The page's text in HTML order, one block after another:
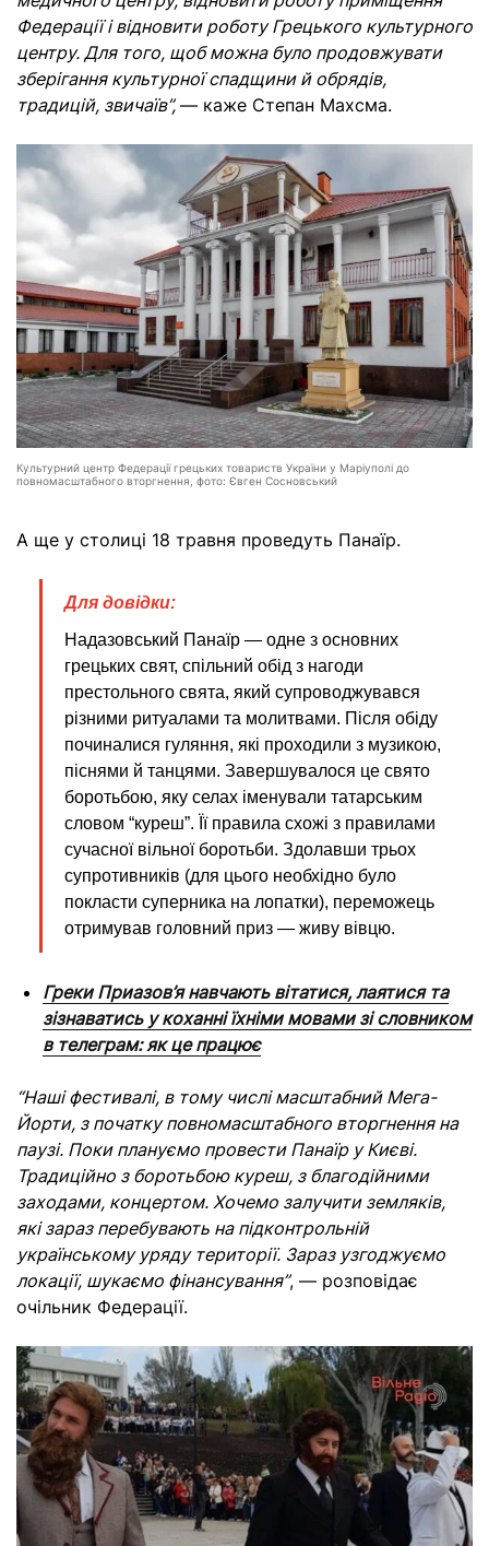
Федерації і відновити роботу Грецького культурного
центру. Для того, щоб можна було продовжувати
зберігання культурної спадщини й обрядів,
традицій, звичаїв”, — каже Степан Махсма.
Культурний центр Федерації грецьких товариств України у Маріуполі до
повномасштабного вторгнення, фото: Євген Сосновський
А ще у столиці 18 травня проведуть Панаїр.
Для довідки:
Надазовський Панаїр — одне з основних
грецьких свят, спільний обід з нагоди
престольного свята, який супроводжувався
різними ритуалами та молитвами. Після обіду
починалися гуляння, які проходили з музикою,
піснями й танцями. Завершувалося це свято
боротьбою, яку селах іменували татарським
словом “куреш”. Її правила схожі з правилами
сучасної вільної боротьби. Здолавши трьох
супротивників (для цього необхідно було
покласти суперника на лопатки), переможець
отримував головний приз — живу вівцю.
Греки Приазов’я навчають вітатися, лаятися та
зізнаватись у коханні їхніми мовами зі словником
в телеграм: як це працює
“Наші фестивалі, в тому числі масштабний Мега-
Йорти, з початку повномасштабного вторгнення на
паузі. Поки плануємо провести Панаїр у Києві.
Традиційно з боротьбою куреш, з благодійними
заходами, концертом. Хочемо залучити земляків,
які зараз перебувають на підконтрольній
українському уряду території. Зараз узгоджуємо
локації, шукаємо фінансування”, — розповідає
очільник Федерації.